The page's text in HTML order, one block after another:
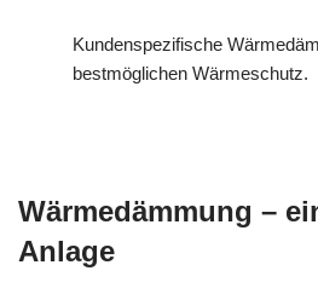
Kundenspezifische
bestmöglichen Wärmeschutz.
Wärmedämmung –
Anlage